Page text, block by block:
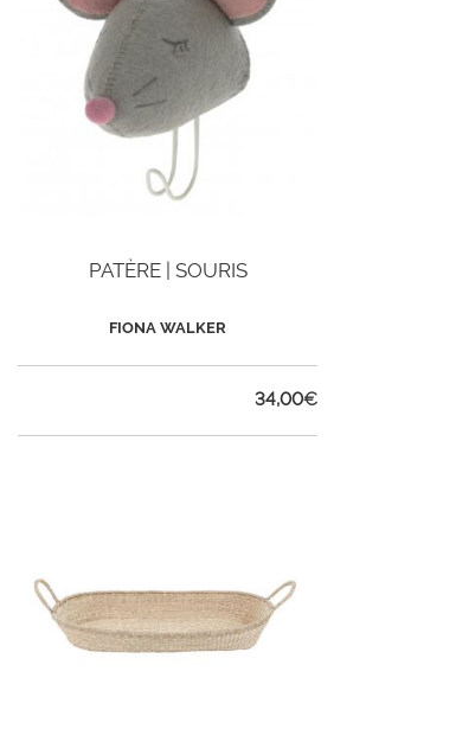
PATÈRE | SOURIS
FIONA WALKER
34,00€